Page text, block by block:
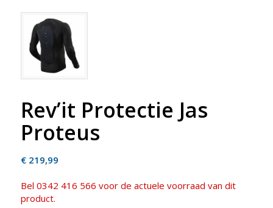
Rev’it Protectie Jas
Proteus
€219,99
Bel 0342 416 566 voor de actuele voorraad van dit
product.